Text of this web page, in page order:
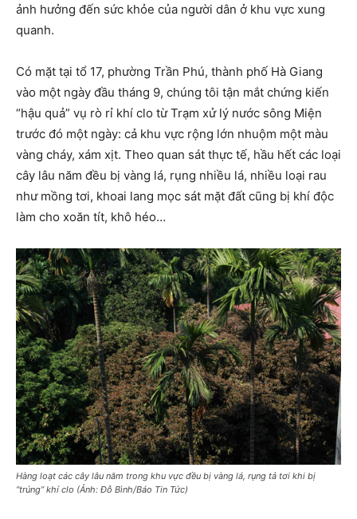
ảnh hưởng đến sức khỏe của người dân ở khu vực xung
quanh.
Có mặt tại tổ 17, phường Trần Phú, thành phố Hà Giang
vào một ngày đầu tháng 9, chúng tôi tận mắt chứng kiến
“hậu quả” vụ rò rỉ khí clo từ Trạm xử lý nước sông Miện
trước đó một ngày: cả khu vực rộng lớn nhuộm một màu
vàng cháy, xám xịt. Theo quan sát thực tế, hầu hết các loại
cây lâu năm đều bị vàng lá, rụng nhiều lá, nhiều loại rau
như mồng tơi, khoai lang mọc sát mặt đất cũng bị khí độc
làm cho xoăn tít, khô héo…
Hàng loạt các cây lâu năm trong khu vực đều bị vàng lá, rụng tả tơi khi bị
“trúng” khí clo (Ảnh: Đỗ Bình/Báo Tin Tức)